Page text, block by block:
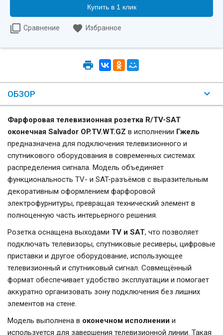
Купить в 1 клик
Сравнение Избранное
ОБЗОР
Фарфоровая телевизионная розетка R/TV-SAT
оконечная Salvador OP.TV.WT.GZ в исполнении Гжель
предназначена для подключения телевизионного и
спутникового оборудования в современных системах
распределения сигнала. Модель объединяет
функциональность TV- и SAT-разъёмов с выразительным
декоративным оформлением фарфоровой
электрофурнитуры, превращая технический элемент в
полноценную часть интерьерного решения.
Розетка оснащена выходами TV и SAT, что позволяет
подключать телевизоры, спутниковые ресиверы, цифровые
приставки и другое оборудование, использующее
телевизионный и спутниковый сигнал. Совмещённый
формат обеспечивает удобство эксплуатации и помогает
аккуратно организовать зону подключения без лишних
элементов на стене.
Модель выполнена в оконечном исполнении и
используется для завершения телевизионной линии. Такая